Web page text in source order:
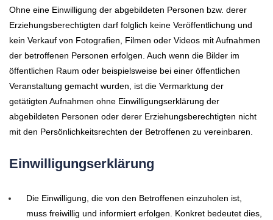
Ohne eine Einwilligung der abgebildeten Personen bzw. derer
Erziehungsberechtigten darf folglich keine Veröffentlichung und
kein Verkauf von Fotografien, Filmen oder Videos mit Aufnahmen
der betroffenen Personen erfolgen. Auch wenn die Bilder im
öffentlichen Raum oder beispielsweise bei einer öffentlichen
Veranstaltung gemacht wurden, ist die Vermarktung der
getätigten Aufnahmen ohne Einwilligungserklärung der
abgebildeten Personen oder derer Erziehungsberechtigten nicht
mit den Persönlichkeitsrechten der Betroffenen zu vereinbaren.
Einwilligungserklärung
Die Einwilligung, die von den Betroffenen einzuholen ist,
muss freiwillig und informiert erfolgen. Konkret bedeutet dies,